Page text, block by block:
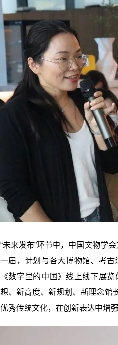
“未来发布”环节中，中国文物学
一届，计划与各大博物馆、考
《数字里的中国》线上线下展
想、新高度、新规划、新理念馆
优秀传统文化，在创新表达中增